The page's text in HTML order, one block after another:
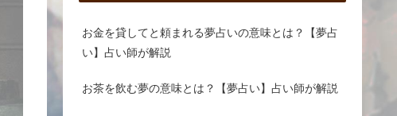
お金を貸してと頼まれる夢占いの意味とは？【夢占
い】占い師が解説
お茶を飲む夢の意味とは？【夢占い】占い師が解説